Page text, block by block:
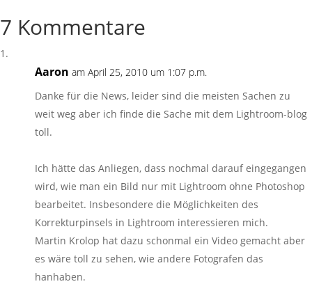
7 Kommentare
Aaron am April 25, 2010 um 1:07 p.m.
Danke für die News, leider sind die meisten Sachen zu
weit weg aber ich finde die Sache mit dem Lightroom-blog
toll.
Ich hätte das Anliegen, dass nochmal darauf eingegangen
wird, wie man ein Bild nur mit Lightroom ohne Photoshop
bearbeitet. Insbesondere die Möglichkeiten des
Korrekturpinsels in Lightroom interessieren mich.
Martin Krolop hat dazu schonmal ein Video gemacht aber
es wäre toll zu sehen, wie andere Fotografen das
hanhaben.